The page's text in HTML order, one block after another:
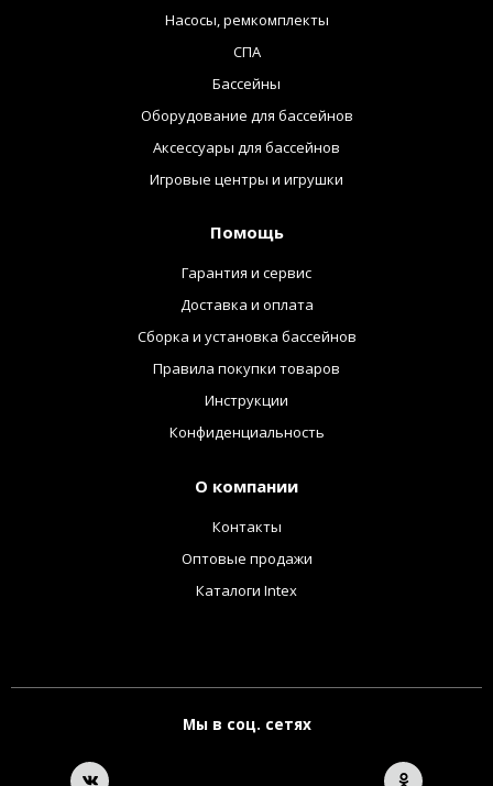
Насосы, ремкомплекты
СПА
Бассейны
Оборудование для бассейнов
Аксессуары для бассейнов
Игровые центры и игрушки
Помощь
Гарантия и сервис
Доставка и оплата
Сборка и установка бассейнов
Правила покупки товаров
Инструкции
Конфиденциальность
О компании
Контакты
Оптовые продажи
Каталоги Intex
Мы в соц. сетях